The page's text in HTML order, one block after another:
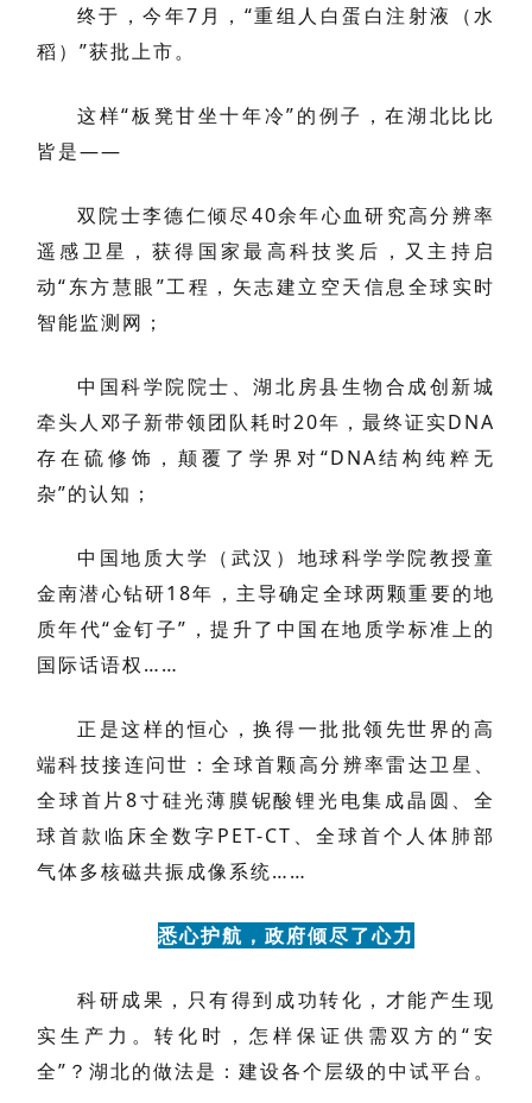
终于，今年7月，“重组人白蛋白注射液（水
稻）”获批上市。
这样“板凳甘坐十年冷”的例子，在湖北比比
皆是——
双院士李德仁倾尽40余年心血研究高分辨率
遥感卫星，获得国家最高科技奖后，又主持启
动“东方慧眼”工程，矢志建立空天信息全球实时
智能监测网；
中国科学院院士、湖北房县生物合成创新城
牵头人邓子新带领团队耗时20年，最终证实DNA
存在硫修饰，颠覆了学界对“DNA结构纯粹无
杂”的认知；
中国地质大学（武汉）地球科学学院教授童
金南潜心钻研18年，主导确定全球两颗重要的地
质年代“金钉子”，提升了中国在地质学标准上的
国际话语权……
正是这样的恒心，换得一批批领先世界的高
端科技接连问世：全球首颗高分辨率雷达卫星、
全球首片8寸硅光薄膜铌酸锂光电集成晶圆、全
球首款临床全数字PET-CT、全球首个人体肺部
气体多核磁共振成像系统……
悉心护航，政府倾尽了心力
科研成果，只有得到成功转化，才能产生现
实生产力。转化时，怎样保证供需双方的“安
全”？湖北的做法是：建设各个层级的中试平台。